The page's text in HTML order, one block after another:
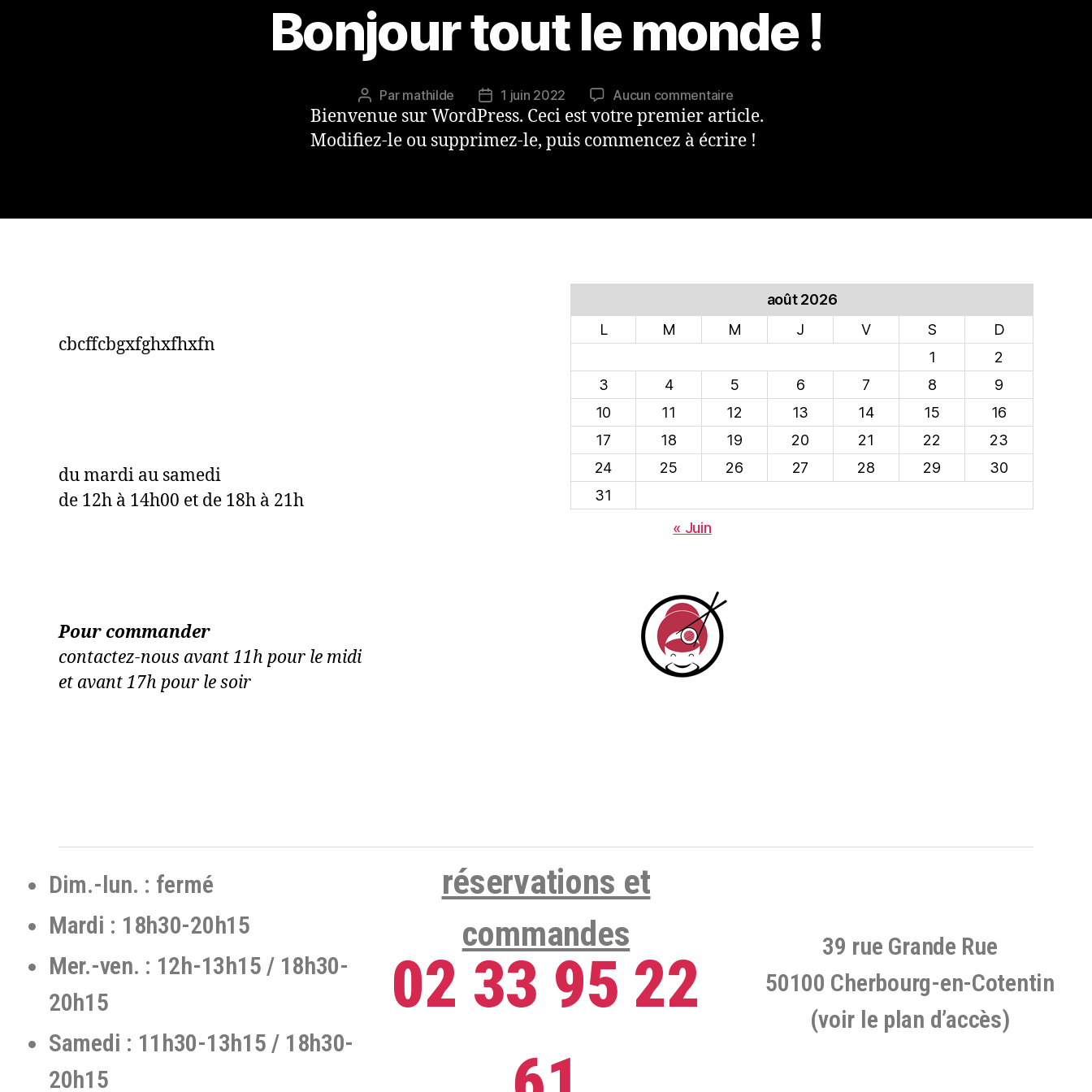
Bonjour tout le monde !
Par mathilde 1 juin 2022 Aucun commentaire
Bienvenue sur WordPress. Ceci est votre premier article.
Modifiez-le ou supprimez-le, puis commencez à écrire !
cbcffcbgxfghxfhxfn
du mardi au samedi
de 12h à 14h00 et de 18h à 21h
Pour commander
contactez-nous avant 11h pour le midi
et avant 17h pour le soir
août 2026
L
M M J V S
D
1
2
3
4 5 6 7 8
9
10
11 12 13 14 15
16
17
18 19 20 21 22
23
24
25 26 27 28 29
30
31
« Juin
Dim.-lun. : fermé
Mardi : 18h30-20h15
Mer.-ven. : 12h-13h15 / 18h30-
20h15
Samedi : 11h30-13h15 / 18h30-
20h15
réservations et
commandes
02 33 95 22
39 rue Grande Rue
50100 Cherbourg-en-Cotentin
(voir le plan d’accès)